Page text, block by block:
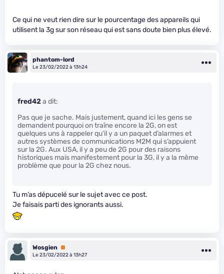
Ce qui ne veut rien dire sur le pourcentage des appareils qui
utilisent la 3g sur son réseau qui est sans doute bien plus élevé.
phantom-lord
Le 23/02/2022 à 13h24
fred42a dit:
Pas que je sache. Mais justement, quand ici les gens se
demandent pourquoi on traîne encore la 2G, on est
quelques uns à rappeler qu’il y a un paquet d’alarmes et
autres systèmes de communications M2M qui s’appuient
sur la 2G. Aux USA, il y a peu de 2G pour des raisons
historiques mais manifestement pour la 3G, il y a la même
problème que pour la 2G chez nous.
Tu m’as dépucelé sur le sujet avec ce post.
Je faisais parti des ignorants aussi.
Wosgien
Premium
Le 23/02/2022 à 13h27